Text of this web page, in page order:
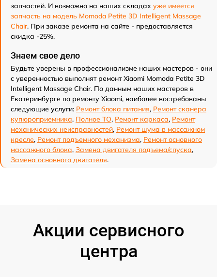
запчастей. И возможно на наших складах уже имеется
запчасть на модель Momoda Petite 3D Intelligent Massage
Chair. При заказе ремонта на сайте - предоставляется
скидка -25%.
Знаем свое дело
Будьте уверены в профессионализме наших мастеров - они
с уверенностью выполнят ремонт Xiaomi Momoda Petite 3D
Intelligent Massage Chair. По данным наших мастеров в
Екатеринбурге по ремонту Xiaomi, наиболее востребованы
следующие услуги: Ремонт блока питания, Ремонт сканера
купюроприемника, Полное ТО, Ремонт каркаса, Ремонт
механических неисправностей, Ремонт шума в массажном
кресле, Ремонт подъемного механизма, Ремонт основного
массажного блока, Замена двигателя подъема/спуска,
Замена основного двигателя.
Акции сервисного
центра